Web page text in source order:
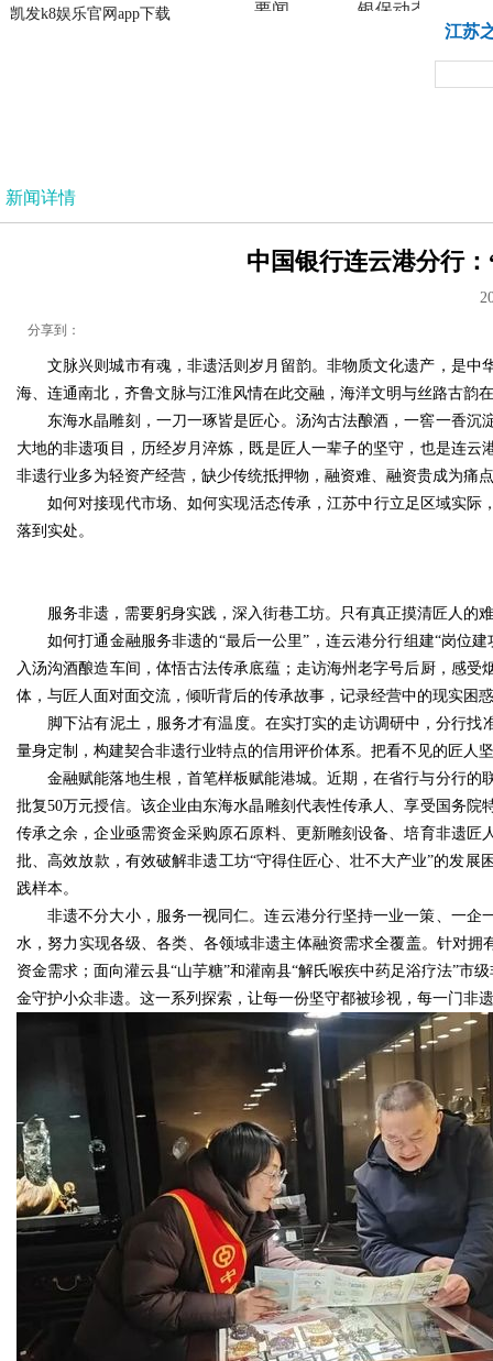
凯发k8娱乐官网app下载
凯发k8娱乐官网app下载
要闻 银保动态
江苏
新闻详情
中国银行连云港分行
分享到：
文脉兴则城市有魂，非遗活则岁月留韵。非物质文化遗产，是
海、连通南北，齐鲁文脉与江淮风情在此交融，海洋文明与丝路古韵
东海水晶雕刻，一刀一琢皆是匠心。汤沟古法酿酒，一窖一香
大地的非遗项目，历经岁月淬炼，既是匠人一辈子的坚守，也是连
非遗行业多为轻资产经营，缺少传统抵押物，融资难、融资贵成为痛
如何对接现代市场、如何实现活态传承，江苏中行立足区域实
落到实处。
服务非遗，需要躬身实践，深入街巷工坊。只有真正摸清匠人的
如何打通金融服务非遗的“最后一公里”，连云港分行组建“岗位
入汤沟酒酿造车间，体悟古法传承底蕴；走访海州老字号后厨，感
体，与匠人面对面交流，倾听背后的传承故事，记录经营中的现实困
脚下沾有泥土，服务才有温度。在实打实的走访调研中，分行
量身定制，构建契合非遗行业特点的信用评价体系。把看不见的匠人
金融赋能落地生根，首笔样板赋能港城。近期，在省行与分行
批复50万元授信。该企业由东海水晶雕刻代表性传承人、享受国务
传承之余，企业亟需资金采购原石原料、更新雕刻设备、培育非遗
批、高效放款，有效破解非遗工坊“守得住匠心、壮不大产业”的发
践样本。
非遗不分大小，服务一视同仁。连云港分行坚持一业一策、一
水，努力实现各级、各类、各领域非遗主体融资需求全覆盖。针对
资金需求；面向灌云县“山芋糖”和灌南县“解氏喉疾中药足浴疗法”市
金守护小众非遗。这一系列探索，让每一份坚守都被珍视，每一门非